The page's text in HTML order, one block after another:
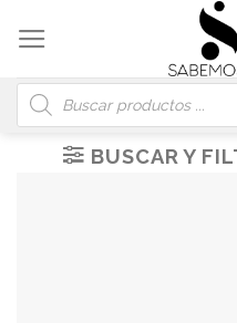
content
Búsqueda
de
productos
BUSCAR Y